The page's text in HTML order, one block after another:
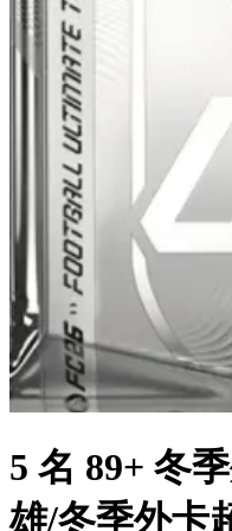
5 名 89+ 冬
雄/冬季外卡